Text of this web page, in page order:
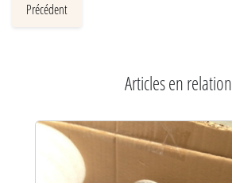
Précédent
Articles en relation